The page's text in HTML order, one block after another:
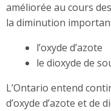
améliorée au cours
la diminution
l’oxyde d’azote
le dioxyde de
L’Ontario entend
d’oxyde d’azote et de